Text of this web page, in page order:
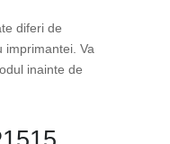
diferi de
imprimantei. Va
inainte de